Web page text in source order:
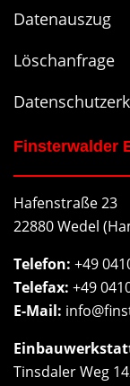
Datenauszug
Löschanfrage
Finsterwalder
Hafenstraße 23
22880 Wedel
Telefon: +49
Telefax: +49
E-Mail:
Tinsdaler Weg